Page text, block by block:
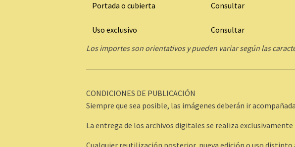
Portada o cubierta Consultar
Uso exclusivo
Consultar
Los importes son orientativos y pueden variar según las
CONDICIONES DE PUBLICACIÓN
Siempre que sea posible, las imágenes deberán ir
La entrega de los archivos digitales se realiza exclusivamente
Cualquier reutilización posterior, nueva edición o uso